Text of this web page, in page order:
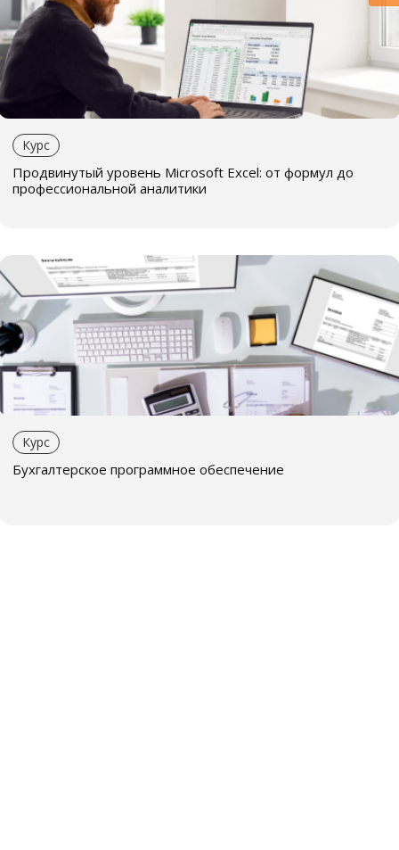
Курс
Продвинутый уровень Microsoft Excel: от формул до
профессиональной аналитики
Курс
Бухгалтерское программное обеспечение